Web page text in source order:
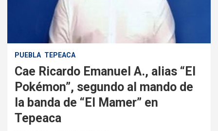
PUEBLA TEPEACA
Cae Ricardo Emanuel A., alias “El
Pokémon”, segundo al mando de
la banda de “El Mamer” en
Tepeaca